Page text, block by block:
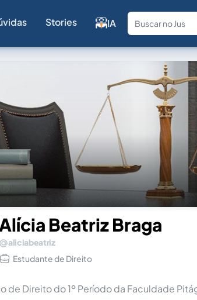
Stories IA
Beatriz Braga
aliciabeatriz
Estudante de Direito
de Direito do 1º Período da Faculdade